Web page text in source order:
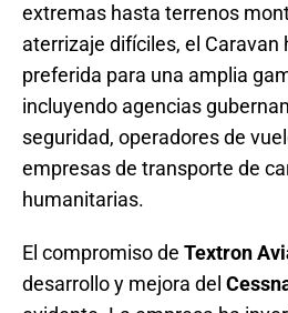
extremas hasta terrenos
aterrizaje difíciles, el Caravan
preferida para una amplia
incluyendo agencias
seguridad, operadores de
empresas de transporte de
humanitarias.
El compromiso de Textron
desarrollo y mejora del